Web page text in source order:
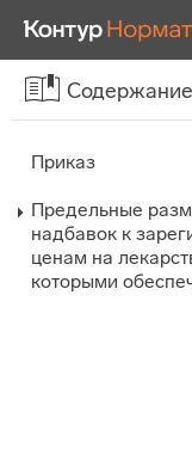
Содержание
Приказ
Предельные
надбавок к
ценам на
которыми